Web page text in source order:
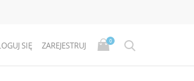
SIĘ ZAREJESTRUJ
0